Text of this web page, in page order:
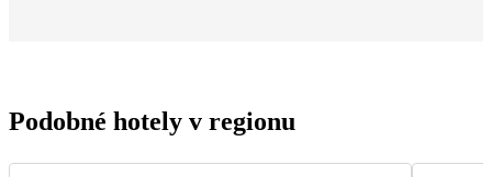
Podobné hotely v regionu